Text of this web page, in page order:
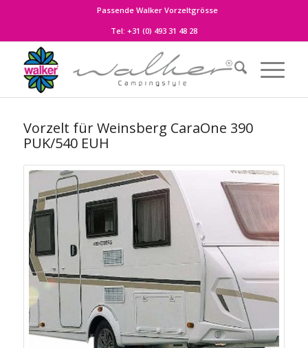
Passende Walker Vorzeltgrösse
Tel: +31 (0) 493 31 48 28
Vorzelt für Weinsberg CaraOne 390
PUK/540 EUH